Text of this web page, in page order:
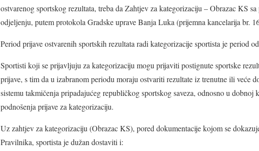
ostvarenog sportskog rezultata, treba da Zahtjev za kategorizaciju – Obrazac KS
odjeljenju, putem protokola Gradske uprave Banja Luka (prijemna kancelarija br.
​Period prijave ostvarenih sportskih rezultata radi kategorizacije sportista je ​period
​Sportisti koji se prijavljuju za kategorizaciju mogu prijaviti postignute sportske
prijave, s tim da u izabranom periodu moraju ostvariti rezultate iz trenutne ili veće
sistemu takmičenja pripadajućeg republičkog sportskog saveza, odnosno u
podnošenja prijave za kategorizaciju.
​Uz zahtjev za kategorizaciju (Obrazac KS), pored dokumentacije kojom se
Pravilnika, sportista je dužan dostaviti i: